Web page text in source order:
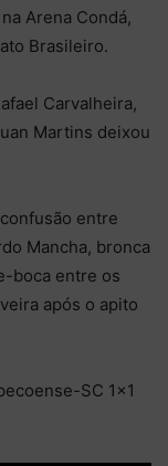
Arena Condá,
Brasileiro.
Carvalheira,
Martins deixou
entre
Mancha, bronca
boca entre os
após o apito
SC 1×1